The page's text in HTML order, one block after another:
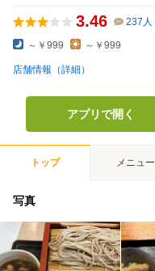
3.46 237 人
～￥999 ～￥999
店舗情報（詳細）
アプリで開く
トップ メニュー
写真